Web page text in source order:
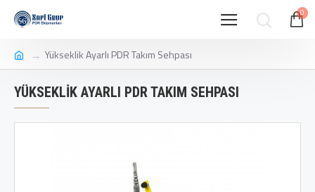
0
Yükseklik Ayarlı PDR Takım Sehpası
YÜKSEKLIK AYARLI PDR TAKIM SEHPASI